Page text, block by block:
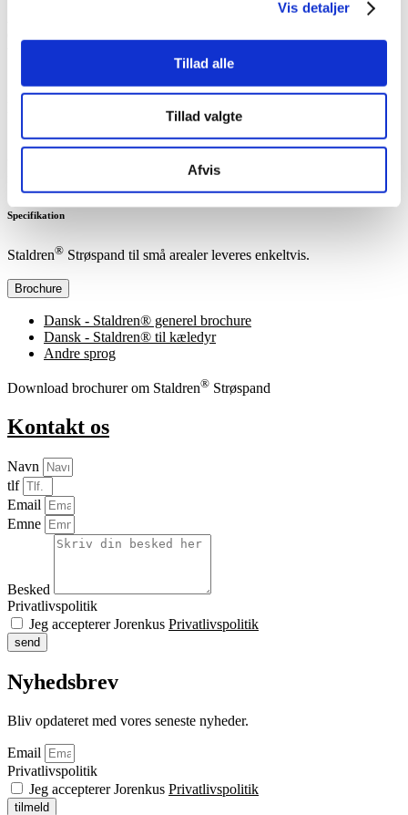
Vis detaljer
Tillad alle
Tillad valgte
Afvis
Åbn dysserne i bunden af spanden og kom hurtigt i gang ved at
Strøspanden er særlig praktisk i situationer, hvor større spredeudstyr
ikke er nødvendigt, men du stadig ønsker en effektiv og ensartet
udlægning. Fx i bokse, hundegårde og volierer.
Spanden er er perfekt, når du ønsker en hurtig og hygiejnisk
fordeling i daglig rutine. Og det ergonomisk design gør den nem at
Specifikation
Staldren® Strøspand til små arealer leveres enkeltvis.
Brochure
Dansk - Staldren® generel brochure
Dansk - Staldren® til kæledyr
Andre sprog
Download brochurer om Staldren® Strøspand
Kontakt os
Navn
tlf
Email
Emne
Besked
Privatlivspolitik
Jeg accepterer Jorenkus Privatlivspolitik
send
Nyhedsbrev
Bliv opdateret med vores seneste nyheder.
Email
Privatlivspolitik
Jeg accepterer Jorenkus Privatlivspolitik
tilmeld